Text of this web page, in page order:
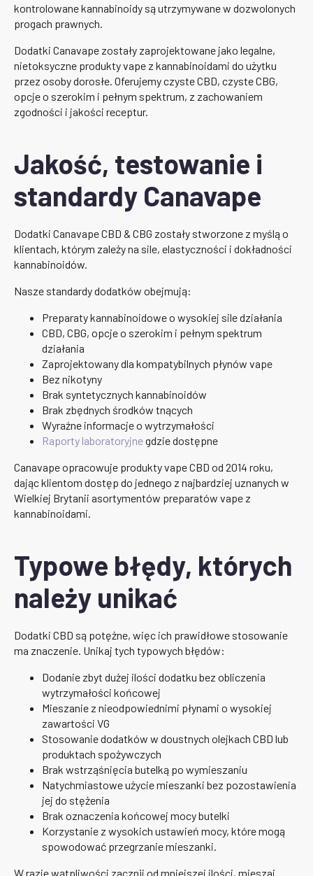
kontrolowane kannabinoidy są utrzymywane w dozwolonych
progach prawnych.
Dodatki Canavape zostały zaprojektowane jako legalne,
nietoksyczne produkty vape z kannabinoidami do użytku
przez osoby dorosłe. Oferujemy czyste CBD, czyste CBG,
opcje o szerokim i pełnym spektrum, z zachowaniem
zgodności i jakości receptur.
Jakość, testowanie i
standardy Canavape
Dodatki Canavape CBD & CBG zostały stworzone z myślą o
klientach, którym zależy na sile, elastyczności i dokładności
kannabinoidów.
Nasze standardy dodatków obejmują:
Preparaty kannabinoidowe o wysokiej sile działania
CBD, CBG, opcje o szerokim i pełnym spektrum
działania
Zaprojektowany dla kompatybilnych płynów vape
Bez nikotyny
Brak syntetycznych kannabinoidów
Brak zbędnych środków tnących
Wyraźne informacje o wytrzymałości
Raporty laboratoryjnegdzie dostępne
Canavape opracowuje produkty vape CBD od 2014 roku,
dając klientom dostęp do jednego z najbardziej uznanych w
Wielkiej Brytanii asortymentów preparatów vape z
kannabinoidami.
Typowe błędy, których
należy unikać
Dodatki CBD są potężne, więc ich prawidłowe stosowanie
ma znaczenie. Unikaj tych typowych błędów:
Dodanie zbyt dużej ilości dodatku bez obliczenia
wytrzymałości końcowej
Mieszanie z nieodpowiednimi płynami o wysokiej
zawartości VG
Stosowanie dodatków w doustnych olejkach CBD lub
produktach spożywczych
Brak wstrząśnięcia butelką po wymieszaniu
Natychmiastowe użycie mieszanki bez pozostawienia
jej do stężenia
Brak oznaczenia końcowej mocy butelki
Korzystanie z wysokich ustawień mocy, które mogą
spowodować przegrzanie mieszanki.
W razie wątpliwości zacznij od mniejszej ilości, mieszaj